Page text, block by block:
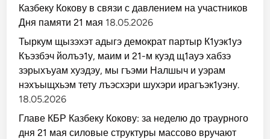
Казбеку Кокову в связи с давлением на участников
Дня памяти 21 мая 18.05.2026
Тыркум щызэхэт адыгэ демократ партыр К1уэк1уэ
Къэзбэч йолъэ1у, маим и 21-м куэд щ1ауэ хабзэ
зэрыхъуам хуэдэу, мы гъэми Налшыч и уэрам
нэхъыщхьэм тету лъэсхэри шухэри ирагъэк1уэну.
18.05.2026
Главе КБР Казбеку Кокову: за неделю до траурного
дня 21 мая силовые структуры массово вручают